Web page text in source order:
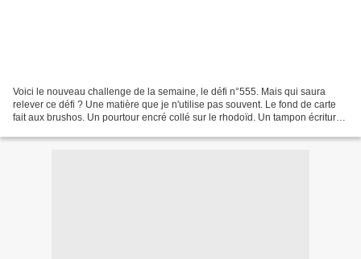
Voici le nouveau challenge de la semaine, le défi n°555. Mais qui saura
relever ce défi ? Une matière que je n'utilise pas souvent. Le fond de carte
fait aux brushos. Un pourtour encré collé sur le rhodoïd. Un tampon écriture